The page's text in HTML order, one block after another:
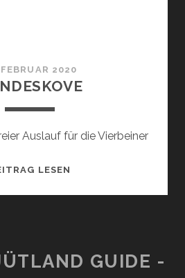
2020
Auslauf für die Vierbeiner
LESEN
GUIDE -